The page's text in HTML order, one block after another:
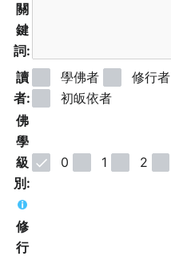
關
鍵
詞:
讀
者:
學佛者 修行者
初皈依者
佛
學
級
別:
0 1 2
修
行